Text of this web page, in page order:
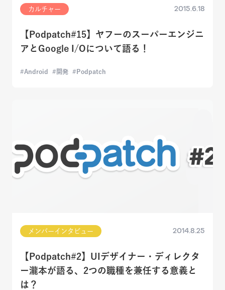
カルチャー 2015.6.18
【Podpatch#15】ヤフーのスーパーエンジニ
アとGoogle I/Oについて語る！
Android 開発 Podpatch
メンバーインタビュー 2014.8.25
【Podpatch#2】UIデザイナー・ディレクタ
ー瀧本が語る、2つの職種を兼任する意義と
は？